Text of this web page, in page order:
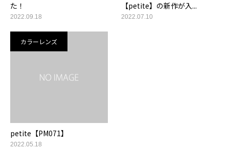
た！
2022.09.18
【petite】の新作が入...
2022.07.10
カラーレンズ
petite【PM071】
2022.05.18